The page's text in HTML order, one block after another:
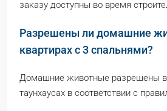
заказу доступны во время
Разрешены ли домашние
квартирах с 3 спальнями?
Домашние животные разрешены в
таунхаусах в соответствии с